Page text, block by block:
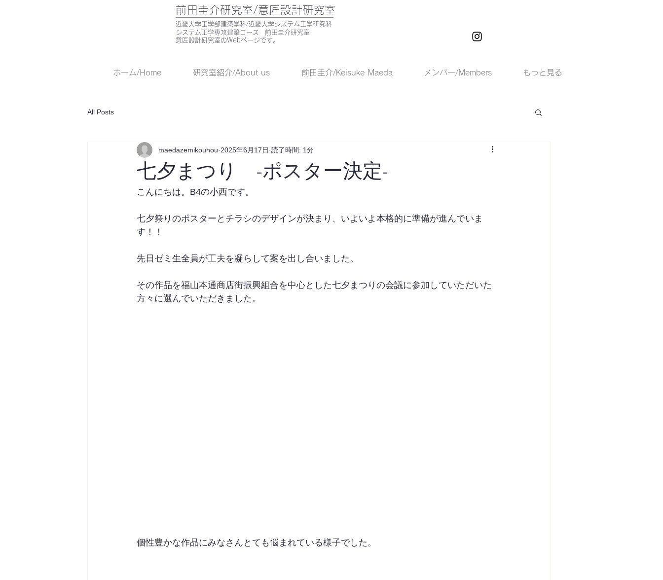
前田圭介研究室/意匠設計研究室
​近畿大学工学部建築学科/近畿大学システム工学研究科
システム工学専攻建築コース 前田圭介研究室
意匠設計研究室のWebページです。
ホーム/Home 研究室紹介/About us 前田圭介/Keisuke Maeda メンバー/Members もっと見る
All Posts
七夕まつり -ポスター決定-
maedazemikouhou 2025年6月17日 読了時間: 1分
こんにちは。B4の小西です。
七夕祭りのポスターとチラシのデザインが決まり、いよいよ本格的に準備が進んでいま
す！！
先日ゼミ生全員が工夫を凝らして案を出し合いました。
その作品を福山本通商店街振興組合を中心とした七夕まつりの会議に参加していただいた
方々に選んでいただきました。
個性豊かな作品にみなさんとても悩まれている様子でした。